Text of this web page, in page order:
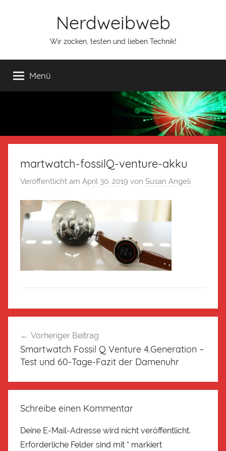
Nerdweibweb
Wir zocken, testen und lieben Technik!
Menü
martwatch-fossilQ-venture-akku
Veröffentlicht am April 30, 2019 von Susan Angeli
Vorheriger Beitrag
Smartwatch Fossil Q Venture 4.Generation –
Test und 60-Tage-Fazit der Damenuhr
Schreibe einen Kommentar
Deine E-Mail-Adresse wird nicht veröffentlicht.
Erforderliche Felder sind mit * markiert